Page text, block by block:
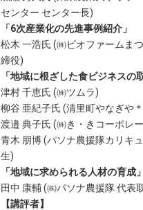
センター センター長)
「6次産業化の先進事例紹介」
松木 一浩氏 (㈱ビオファームま
締役)
「地域に根ざした食ビジネスの
津村 千恵氏 (㈱ツムラ)
柳谷 亜紀子氏 (清里町やなぎや
渡邉 典子氏 (㈱き・きコーポレ
青木 朋博 (パソナ農援隊カリキ
生)
「地域に求められる人材の育成」
田中 康輔 (㈱パソナ農援隊 代表
【講評者】